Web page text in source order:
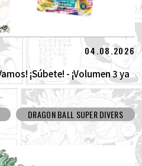
04.08.2026
¡Súbete! - ¡Volumen 3 ya
DRAGON BALL SUPER DIVERS